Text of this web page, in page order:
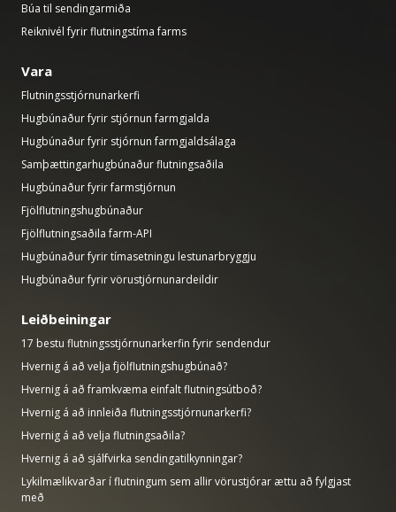
Búa til sendingarmiða
Reiknivél fyrir flutningstíma farms
Vara
Flutningsstjórnunarkerfi
Hugbúnaður fyrir stjórnun farmgjalda
Hugbúnaður fyrir stjórnun farmgjaldsálaga
Samþættingarhugbúnaður flutningsaðila
Hugbúnaður fyrir farmstjórnun
Fjölflutningshugbúnaður
Fjölflutningsaðila farm-API
Hugbúnaður fyrir tímasetningu lestunarbryggju
Hugbúnaður fyrir vörustjórnunardeildir
Leiðbeiningar
17 bestu flutningsstjórnunarkerfin fyrir sendendur
Hvernig á að velja fjölflutningshugbúnað?
Hvernig á að framkvæma einfalt flutningsútboð?
Hvernig á að innleiða flutningsstjórnunarkerfi?
Hvernig á að velja flutningsaðila?
Hvernig á að sjálfvirka sendingatilkynningar?
Lykilmælikvarðar í flutningum sem allir vörustjórar ættu að fylgjast
með